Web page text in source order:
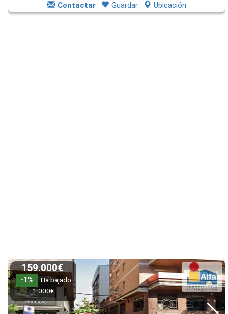
Contactar Guardar Ubicación
159.000€
-1%
Ha bajado
1.000€